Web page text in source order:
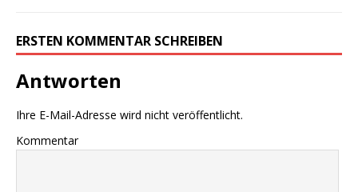
ERSTEN KOMMENTAR SCHREIBEN
Antworten
Ihre E-Mail-Adresse wird nicht veröffentlicht.
Kommentar